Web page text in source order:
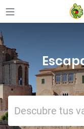
Descubre tus